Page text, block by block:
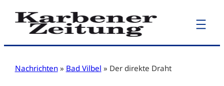
Zum
Inhalt
Nachrichten » Bad Vilbel » Der direkte Draht